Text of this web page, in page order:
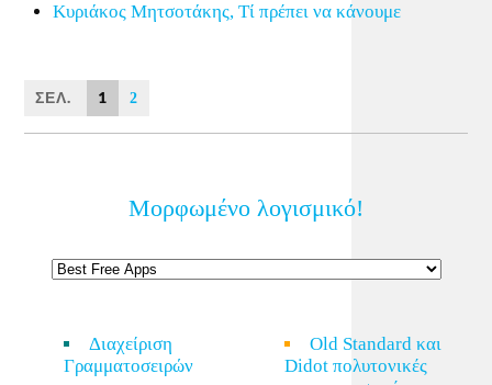
Κυριάκος Μητσοτάκης, Τί πρέπει να κάνουμε
ΣΕΛ. 1 2
Μορφωμένο λογισμικό!
Διαχείριση
Γραμματοσειρών
Old Standard και
Didot πολυτονικές